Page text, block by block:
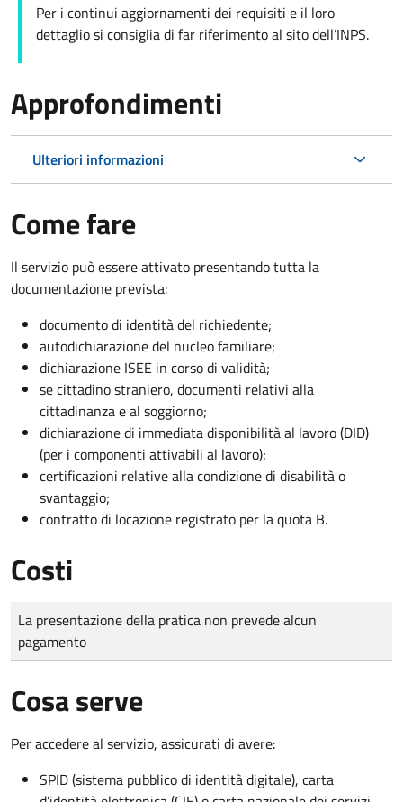
Per i continui aggiornamenti dei requisiti e il loro
dettaglio si consiglia di far riferimento al sito dell’INPS.
Approfondimenti
Ulteriori informazioni
Come fare
Il servizio può essere attivato presentando tutta la
documentazione prevista:
documento di identità del richiedente;
autodichiarazione del nucleo familiare;
dichiarazione ISEE in corso di validità;
se cittadino straniero, documenti relativi alla
cittadinanza e al soggiorno;
dichiarazione di immediata disponibilità al lavoro (DID)
(per i componenti attivabili al lavoro);
certificazioni relative alla condizione di disabilità o
svantaggio;
contratto di locazione registrato per la quota B.
Costi
Tipo di pagamento
Importo
La presentazione della pratica non prevede alcun
pagamento
Cosa serve
Per accedere al servizio, assicurati di avere:
SPID (sistema pubblico di identità digitale), carta